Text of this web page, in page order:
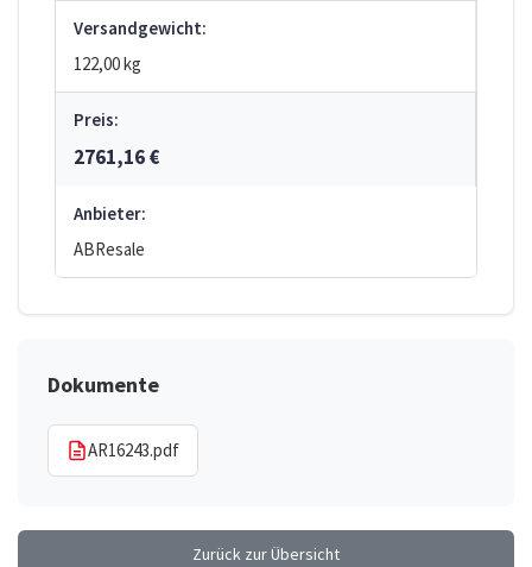
Versandgewicht:
122,00 kg
Preis:
2761,16 €
Anbieter:
ABResale
Dokumente
AR16243.pdf
Zurück zur Übersicht